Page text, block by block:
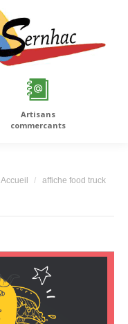
Artisans
commercants
Vous êtes ici :
Accueil affiche food truck